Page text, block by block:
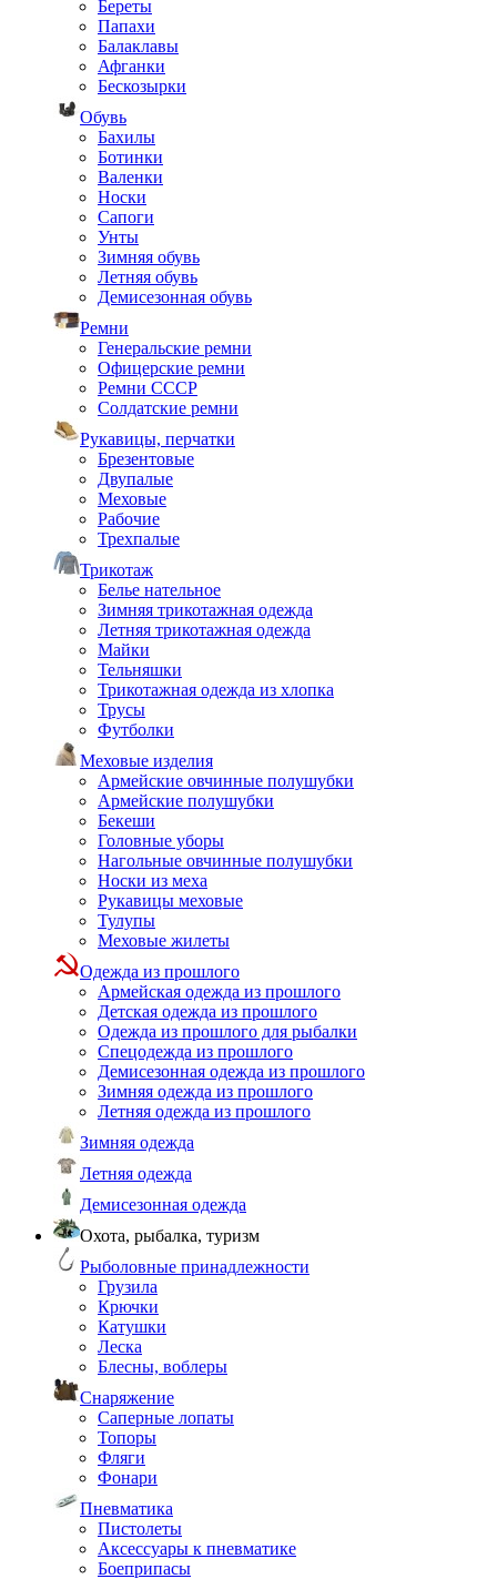
Береты
Папахи
Балаклавы
Афганки
Бескозырки
Обувь
Бахилы
Ботинки
Валенки
Носки
Сапоги
Унты
Зимняя обувь
Летняя обувь
Демисезонная обувь
Ремни
Генеральские ремни
Офицерские ремни
Ремни СССР
Солдатские ремни
Рукавицы, перчатки
Брезентовые
Двупалые
Меховые
Рабочие
Трехпалые
Трикотаж
Белье нательное
Зимняя трикотажная одежда
Летняя трикотажная одежда
Майки
Тельняшки
Трикотажная одежда из хлопка
Трусы
Футболки
Меховые изделия
Армейские овчинные полушубки
Армейские полушубки
Бекеши
Головные уборы
Нагольные овчинные полушубки
Носки из меха
Рукавицы меховые
Тулупы
Меховые жилеты
Одежда из прошлого
Армейская одежда из прошлого
Детская одежда из прошлого
Одежда из прошлого для рыбалки
Спецодежда из прошлого
Демисезонная одежда из прошлого
Зимняя одежда из прошлого
Летняя одежда из прошлого
Зимняя одежда
Летняя одежда
Демисезонная одежда
Охота, рыбалка, туризм
Рыболовные принадлежности
Грузила
Крючки
Катушки
Леска
Блесны, воблеры
Снаряжение
Саперные лопаты
Топоры
Фляги
Фонари
Пневматика
Пистолеты
Аксессуары к пневматике
Боеприпасы